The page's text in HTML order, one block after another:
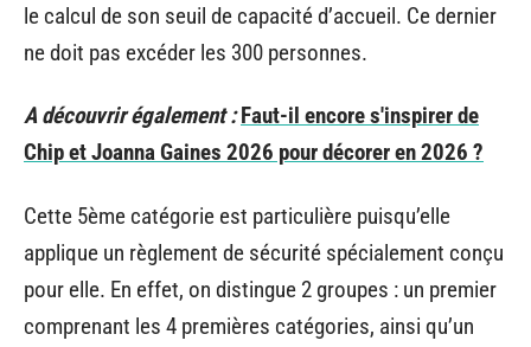
le calcul de son seuil de capacité d’accueil. Ce dernier
ne doit pas excéder les 300 personnes.
A découvrir également : Faut-il encore s'inspirer de
Chip et Joanna Gaines 2026 pour décorer en 2026 ?
Cette 5ème catégorie est particulière puisqu’elle
applique un règlement de sécurité spécialement conçu
pour elle. En effet, on distingue 2 groupes : un premier
comprenant les 4 premières catégories, ainsi qu’un